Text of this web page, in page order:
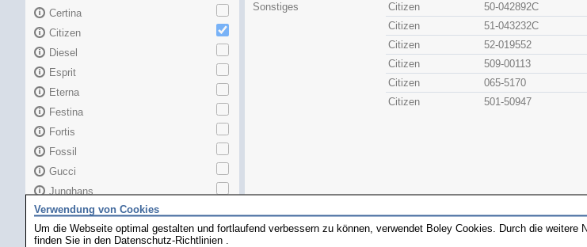
Certina
Citizen
Diesel
Esprit
Eterna
Festina
Fortis
Fossil
Gucci
Junghans
Longines
Maurice Lacroix
Sonstiges
Citizen 50-042892C
Citizen
51-043232C
Citizen
52-019552
Citizen
509-00113
Citizen
065-5170
Citizen
501-50947
Verwendung von Cookies
Um die Webseite optimal gestalten und fortlaufend verbessern zu können, verwendet Boley Cookies. Durch die
finden Sie in den Datenschutz-Richtlinien